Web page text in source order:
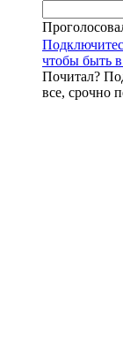
чтобы быть
Почитал?
все, срочно